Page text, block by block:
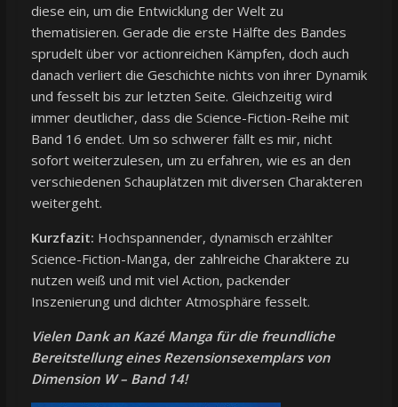
diese ein, um die Entwicklung der Welt zu
thematisieren. Gerade die erste Hälfte des Bandes
sprudelt über vor actionreichen Kämpfen, doch auch
danach verliert die Geschichte nichts von ihrer Dynamik
und fesselt bis zur letzten Seite. Gleichzeitig wird
immer deutlicher, dass die Science-Fiction-Reihe mit
Band 16 endet. Um so schwerer fällt es mir, nicht
sofort weiterzulesen, um zu erfahren, wie es an den
verschiedenen Schauplätzen mit diversen Charakteren
weitergeht.
Kurzfazit: Hochspannender, dynamisch erzählter
Science-Fiction-Manga, der zahlreiche Charaktere zu
nutzen weiß und mit viel Action, packender
Inszenierung und dichter Atmosphäre fesselt.
Vielen Dank an Kazé Manga für die freundliche
Bereitstellung eines Rezensionsexemplars von
Dimension W – Band 14!